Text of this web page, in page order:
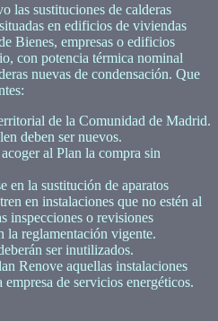
las sustituciones de calderas
en edificios de viviendas
Bienes, empresas o edificios
con potencia térmica nominal
nuevas de condensación. Que
de la Comunidad de Madrid.
deben ser nuevos.
al Plan la compra sin
en la sustitución de aparatos
en instalaciones que no estén al
inspecciones o revisiones
la reglamentación vigente.
ser inutilizados.
Renove aquellas instalaciones
empresa de servicios energéticos.